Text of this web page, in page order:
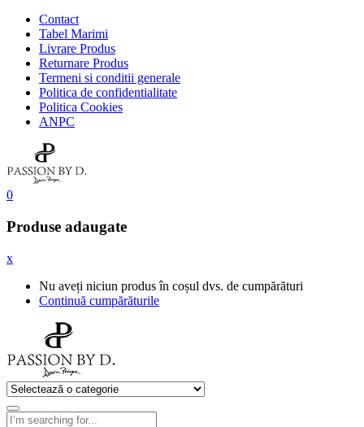
Contact
Tabel Marimi
Livrare Produs
Returnare Produs
Termeni si conditii generale
Politica de confidentialitate
Politica Cookies
ANPC
0
Produse adaugate
x
Nu aveți niciun produs în coșul dvs. de cumpărături
Continuă cumpărăturile